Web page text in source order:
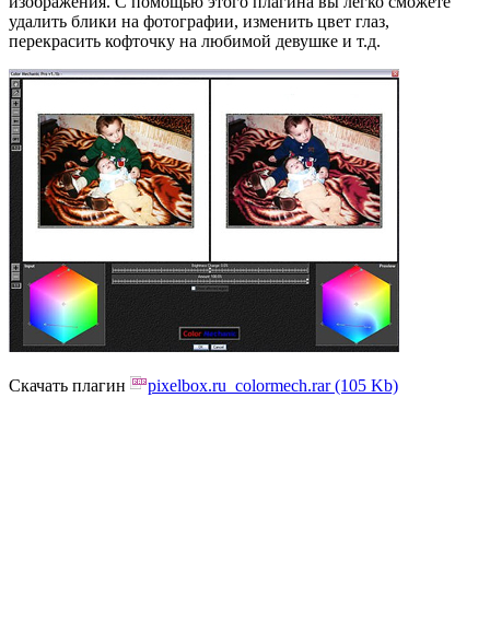
удалить блики на фотографии, изменить цвет глаз,
перекрасить кофточку на любимой девушке и т.д.
Скачать плагин pixelbox.ru_colormech.rar (105 Kb)